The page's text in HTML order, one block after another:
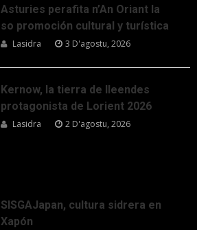
Asturies perafita n’An Oriant la
so promoción cultural y turística
Lasidra 3 D'agostu, 2026
Kernow, la tierra de lleendes
protagonista de Lorient 2026
Lasidra 2 D'agostu, 2026
SISGAJapan, cultura sidrera en
Xapón